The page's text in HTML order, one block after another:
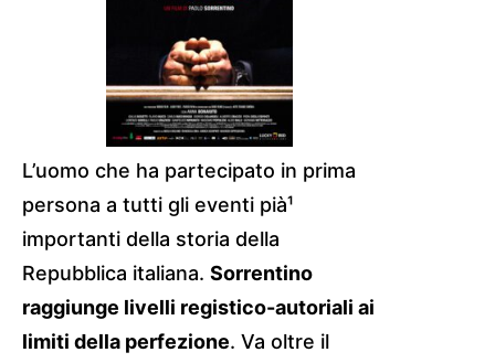
L’uomo che ha partecipato in prima
persona a tutti gli eventi pià¹
importanti della storia della
Repubblica italiana. Sorrentino
raggiunge livelli registico-autoriali ai
limiti della perfezione. Va oltre il